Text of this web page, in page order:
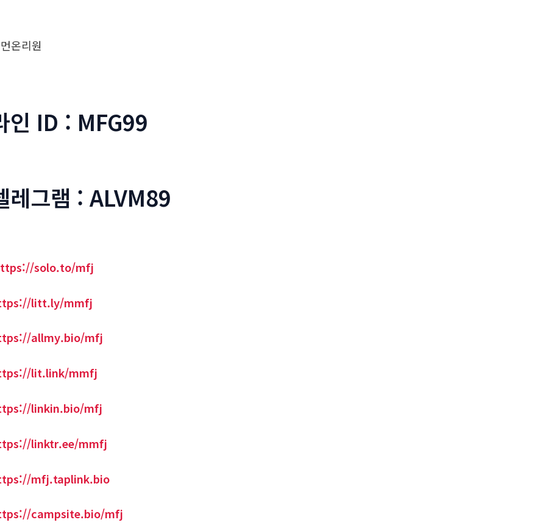
온리원
인 ID : MFG99
레그램 : ALVM89
solo.to/mfj
litt.ly/mmfj
allmy.bio/mfj
lit.link/mmfj
linkin.bio/mfj
linktr.ee/mmfj
mfj.taplink.bio
campsite.bio/mfj